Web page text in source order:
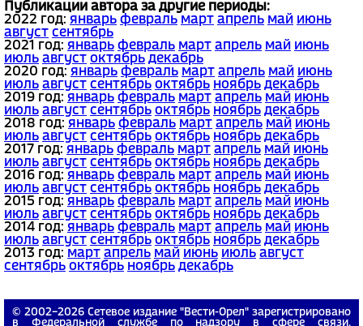
Публикации автора за другие периоды:
2022 год: январь февраль март апрель май июнь
август сентябрь
2021 год: январь февраль март апрель май июнь
июль август октябрь декабрь
2020 год: январь февраль март апрель май июнь
июль август сентябрь октябрь ноябрь декабрь
2019 год: январь февраль март апрель май июнь
июль август сентябрь октябрь ноябрь декабрь
2018 год: январь февраль март апрель май июнь
июль август сентябрь октябрь ноябрь декабрь
2017 год: январь февраль март апрель май июнь
июль август сентябрь октябрь ноябрь декабрь
2016 год: январь февраль март апрель май июнь
июль август сентябрь октябрь ноябрь декабрь
2015 год: январь февраль март апрель май июнь
июль август сентябрь октябрь ноябрь декабрь
2014 год: январь февраль март апрель май июнь
июль август сентябрь октябрь ноябрь декабрь
2013 год: март апрель май июнь июль август
сентябрь октябрь ноябрь декабрь
© 2002−2026 Сетевое издание "Вести-Орел" зарегистрировано
в Федеральной службе по надзору в сфере связи,